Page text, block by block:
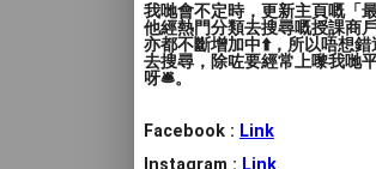
我哋會不定時，更新主頁嘅「
他經熱門分類去搜尋嘅授課商
亦都不斷增加中⬆️，所以唔想
去搜尋，除咗要經常上嚟我哋
呀🛎️。
Facebook : Link
Instagram : Link